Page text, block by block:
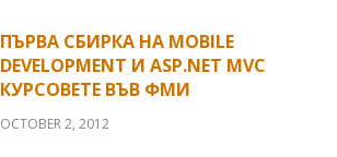
ПЪРВА СБИРКА НА MOBILE
DEVELOPMENT И ASP.NET MVC
КУРСОВЕТЕ ВЪВ ФМИ
OCTOBER 2, 2012